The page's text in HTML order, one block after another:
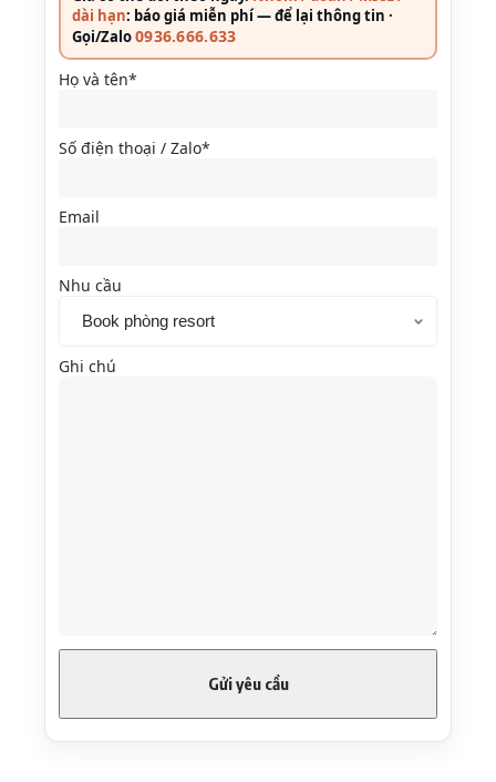
dài hạn: báo giá miễn phí — để lại thông tin ·
Gọi/Zalo0936.666.633
Họ và tên*
Số điện thoại / Zalo*
Email
Nhu cầu
Ghi chú